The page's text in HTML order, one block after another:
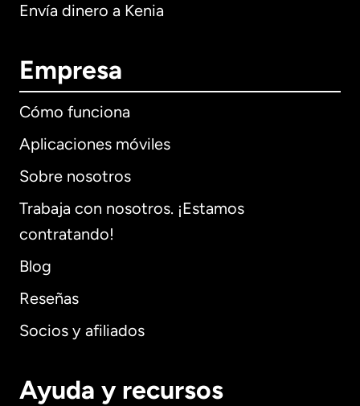
Envía dinero a Kenia
Empresa
Cómo funciona
Aplicaciones móviles
Sobre nosotros
Trabaja con nosotros. ¡Estamos
contratando!
Blog
Reseñas
Socios y afiliados
Ayuda y recursos